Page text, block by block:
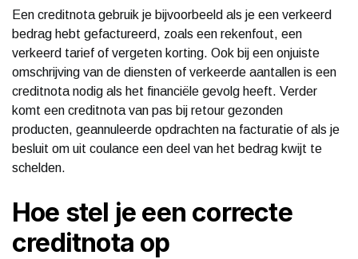
Een creditnota gebruik je bijvoorbeeld als je een verkeerd
bedrag hebt gefactureerd, zoals een rekenfout, een
verkeerd tarief of vergeten korting. Ook bij een onjuiste
omschrijving van de diensten of verkeerde aantallen is een
creditnota nodig als het financiële gevolg heeft. Verder
komt een creditnota van pas bij retour gezonden
producten, geannuleerde opdrachten na facturatie of als je
besluit om uit coulance een deel van het bedrag kwijt te
schelden.
Hoe stel je een correcte
creditnota op